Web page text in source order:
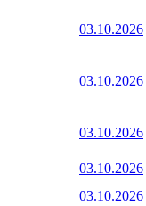
03.10.2026
03.10.2026
03.10.2026
03.10.2026
03.10.2026